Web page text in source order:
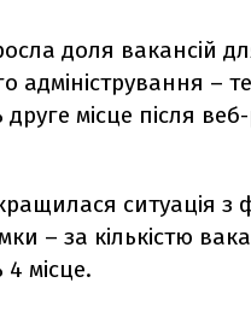
доля вакансій
адміністрування –
друге місце після
ситуація з
– за кількістю
4 місце.